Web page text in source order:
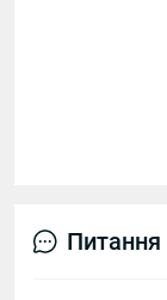
Питання